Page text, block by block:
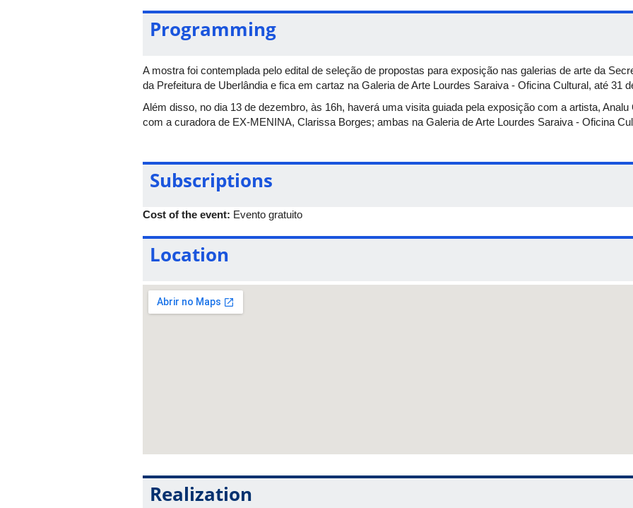
Programming
A mostra foi contemplada pelo edital de seleção de propostas para exposição nas galerias de arte da
da Prefeitura de Uberlândia e fica em cartaz na Galeria de Arte Lourdes Saraiva - Oficina Cultural, até 31
Além disso, no dia 13 de dezembro, às 16h, haverá uma visita guiada pela exposição com a artista,
com a curadora de EX-MENINA, Clarissa Borges; ambas na Galeria de Arte Lourdes Saraiva - Oficina
Subscriptions
Cost of the event: Evento gratuito
Location
Realization